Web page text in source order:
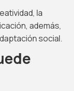
la
además,
social.